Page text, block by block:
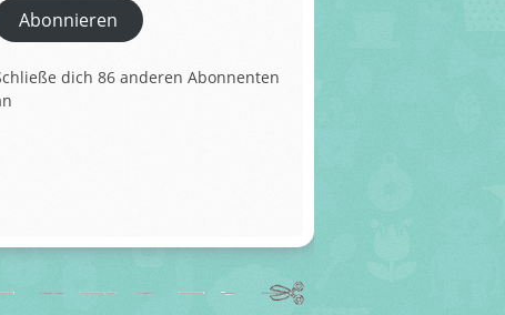
Abonnieren
dich 86 anderen Abonnenten